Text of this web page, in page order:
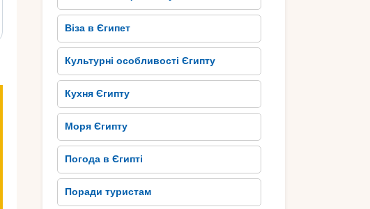
Віза в Єгипет
Культурні особливості Єгипту
Кухня Єгипту
Моря Єгипту
Погода в Єгипті
Поради туристам